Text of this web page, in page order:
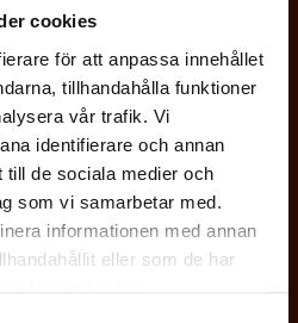
cookies
för att anpassa innehållet
tillhandahålla funktioner
vår trafik. Vi
identifierare och annan
till de sociala medier och
som vi samarbetar med.
informationen med annan
eller som de har
AV ARBETSLIVET